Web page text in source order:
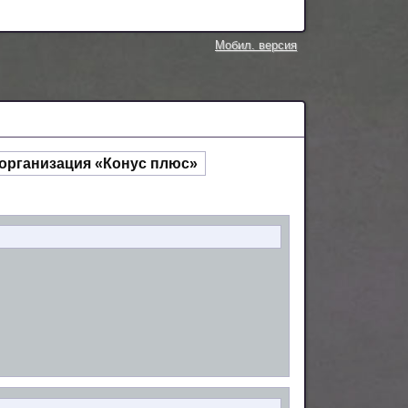
Мобил. версия
«Конус плюс»